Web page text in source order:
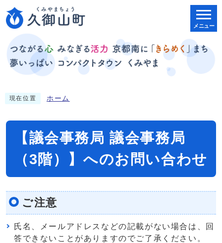
メニュー
現在位置 ホーム
【議会事務局 議会事務局
（3階）】へのお問い合わせ
ご注意
氏名、メールアドレスなどの記載がない場合は、回
答できないことがありますのでご了承ください。